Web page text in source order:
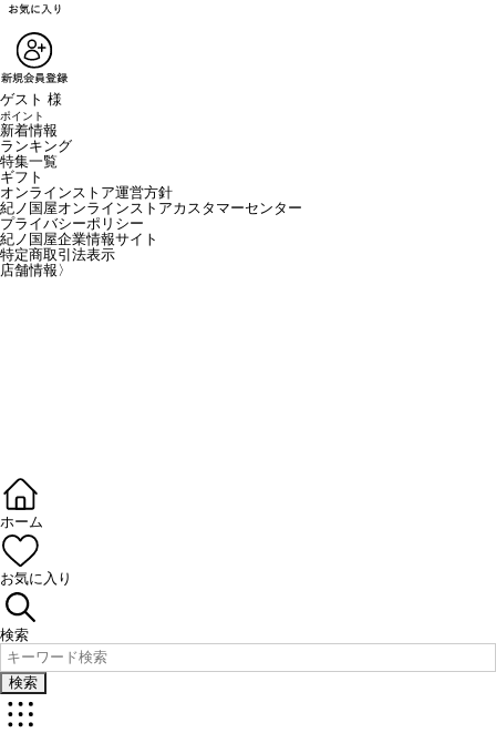
ゲスト 様
ポイント
新着情報
ランキング
特集一覧
ギフト
オンラインストア運営方針
紀ノ国屋オンラインストアカスタマーセンター
プライバシーポリシー
紀ノ国屋企業情報サイト
特定商取引法表示
店舗情報 〉
ホーム
お気に入り
検索
検索